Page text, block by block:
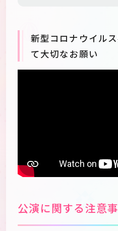
新型コロナウイル
て大切なお願い
公演に関する注意